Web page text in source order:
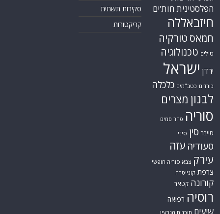
הפלסטינית חות'ים
חיזבאללה
חמאס טורקיה
טילים טכנולוגיה
ירדן ישראל
כורדים כטב"מים כלכלה
לבנון מצרים
סוריה סחר סמים
סייבר סין סיני
סעודיה עזה
עירק צבא סוריה חופשי
צרפת קונייטרה
קורונה קטאר
רוסיה רפואה
שיעים תוכנית הגרעין
סקירות תשתית
קריקטורות